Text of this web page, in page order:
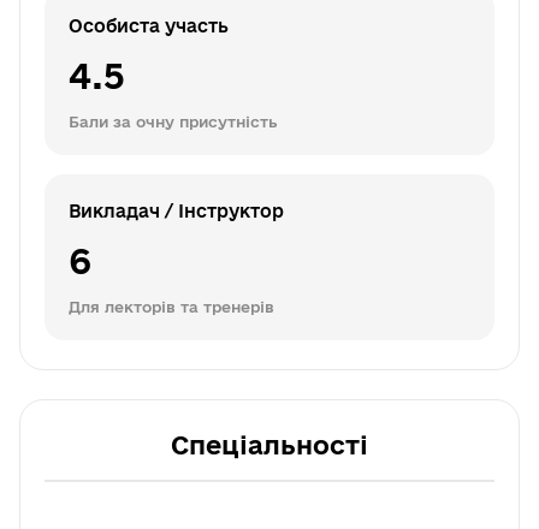
Особиста участь
4.5
Бали за очну присутність
Викладач / Інструктор
6
Для лекторів та тренерів
Спеціальності